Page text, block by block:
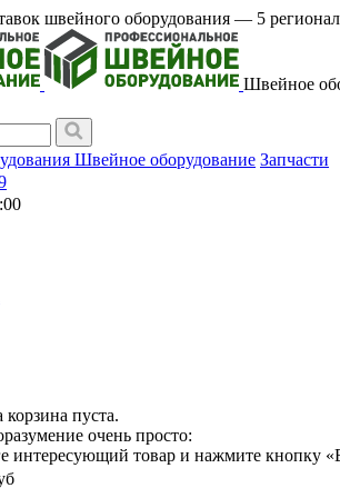
швейного оборудования — 5
Швейное
Швейное оборудование Запчасти
пуста.
очень просто:
интересующий товар и нажмите кнопку